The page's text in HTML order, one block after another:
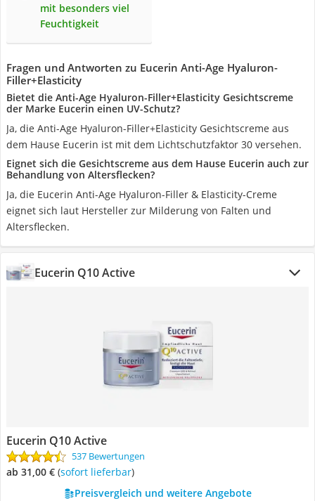
mit besonders viel
Feuchtigkeit
Fragen und Antworten zu Eucerin Anti-Age Hyaluron-
Filler+Elasticity
Bietet die Anti-Age Hyaluron-Filler+Elasticity Gesichtscreme
der Marke Eucerin einen UV-Schutz?
Ja, die Anti-Age Hyaluron-Filler+Elasticity Gesichtscreme aus
dem Hause Eucerin ist mit dem Lichtschutzfaktor 30 versehen.
Eignet sich die Gesichtscreme aus dem Hause Eucerin auch zur
Behandlung von Altersflecken?
Ja, die Eucerin Anti-Age Hyaluron-Filler & Elasticity-Creme
eignet sich laut Hersteller zur Milderung von Falten und
Altersflecken.
Eucerin Q10 Active
Eucerin Q10 Active
537 Bewertungen
ab 31,00 € ( Sofort lieferbar)
Preisvergleich und weitere Angebote